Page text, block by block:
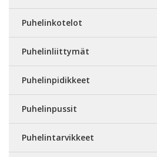
Puhelinkotelot
Puhelinliittymät
Puhelinpidikkeet
Puhelinpussit
Puhelintarvikkeet